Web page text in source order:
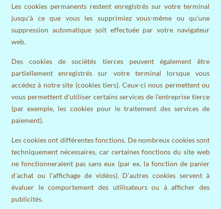
Les cookies permanents restent enregistrés sur votre terminal
jusqu'à ce que vous les supprimiez vous-même ou qu'une
suppression automatique soit effectuée par votre navigateur
web.
Des cookies de sociétés tierces peuvent également être
partiellement enregistrés sur votre terminal lorsque vous
accédez à notre site (cookies tiers). Ceux-ci nous permettent ou
vous permettent d'utiliser certains services de l'entreprise tierce
(par exemple, les cookies pour le traitement des services de
paiement).
Les cookies ont différentes fonctions. De nombreux cookies sont
techniquement nécessaires, car certaines fonctions du site web
ne fonctionneraient pas sans eux (par ex. la fonction de panier
d'achat ou l'affichage de vidéos). D'autres cookies servent à
évaluer le comportement des utilisateurs ou à afficher des
publicités.